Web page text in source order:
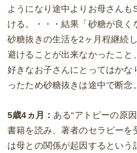
ようになり途中よりお母さんも
ける。・・・結果「砂糖が良く
砂糖抜きの生活を2ヶ月程継続
避けることが出来なかったこと
好きなお子さんにとってはかな
ったため砂糖抜きは途中で断念。
5歳4ヵ月： ある“アトピーの原
書籍を読み、著者のセラピーを
は母との関係が起因するという